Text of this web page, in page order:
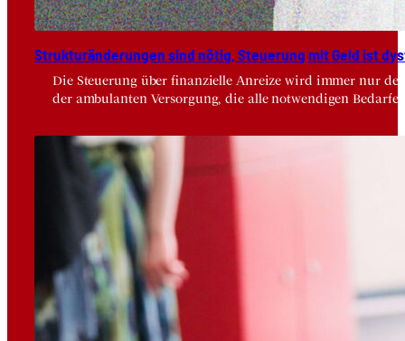
Struk­tur­än­de­run­gen sind nötig, Steue­rung mit Geld ist
Die Steuerung über finanzielle Anreize wird immer nur
der ambulanten Versorgung, die alle notwendigen Bedarfe